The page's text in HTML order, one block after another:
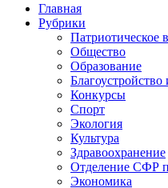
Промотать
содержимому
Главная
Рубрики
Патриотическое
Общество
Образование
Конкурсы
Спорт
Экология
Культура
Здравоохранение
Отделение СФР
Экономика